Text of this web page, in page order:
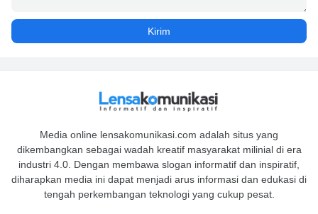
Media online lensakomunikasi.com adalah situs yang
dikembangkan sebagai wadah kreatif masyarakat milinial di era
industri 4.0. Dengan membawa slogan informatif dan inspiratif,
diharapkan media ini dapat menjadi arus informasi dan edukasi di
tengah perkembangan teknologi yang cukup pesat.